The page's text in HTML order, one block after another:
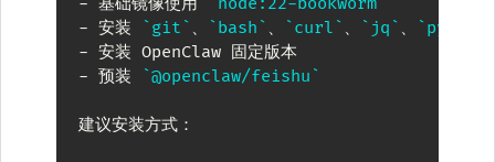
- 安装 `git` 、 `bash` 、 `curl` 、 `jq` 、
-
- 预装 `@openclaw/feishu`
建议安装方式：